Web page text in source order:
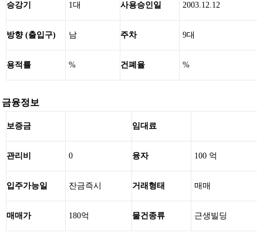
승강기 1대 사용승인일 2003.12.12
방향 (출입구) 남 주차 9대
용적률 % 건폐율 %
금융정보
보증금 임대료
관리비 0 융자 100 억
입주가능일 잔금즉시 거래형태 매매
매매가 180억 물건종류 근생빌딩